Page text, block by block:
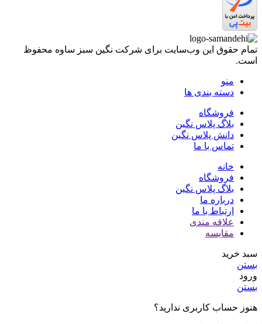
تمام حقوق اين وب‌سايت برای شرکت نگین سبز ساوه محفوظ
است.
منو
دسته بندی ها
فروشگاه
بلاگ پلاس نگین
دانش پلاس نگین
تماس با ما
خانه
فروشگاه
بلاگ پلاس نگین
درباره ما
ارتباط با ما
علاقه مندی
مقایسه
سبد خرید
بستن
ورود
بستن
هنوز حساب کاربری ندارید؟